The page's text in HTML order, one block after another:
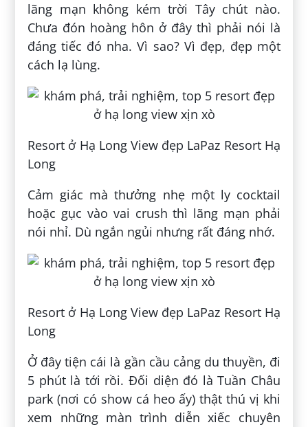
lãng mạn không kém trời Tây chút nào.
Chưa đón hoàng hôn ở đây thì phải nói là
đáng tiếc đó nha. Vì sao? Vì đẹp, đẹp một
cách lạ lùng.
Resort ở Hạ Long View đẹp LaPaz Resort Hạ
Long
Cảm giác mà thưởng nhẹ một ly cocktail
hoặc gục vào vai crush thì lãng mạn phải
nói nhỉ. Dù ngắn ngủi nhưng rất đáng nhớ.
Resort ở Hạ Long View đẹp LaPaz Resort Hạ
Long
Ở đây tiện cái là gần cầu cảng du thuyền, đi
5 phút là tới rồi. Đối diện đó là Tuần Châu
park (nơi có show cá heo ấy) thật thú vị khi
xem những màn trình diễn xiếc chuyên